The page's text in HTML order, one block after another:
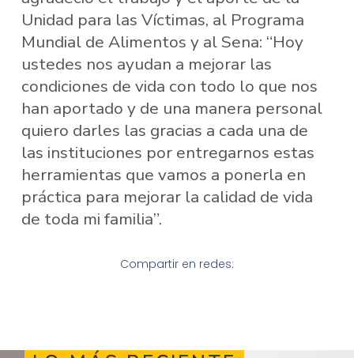
Unidad para las Víctimas, al Programa
Mundial de Alimentos y al Sena: “Hoy
ustedes nos ayudan a mejorar las
condiciones de vida con todo lo que nos
han aportado y de una manera personal
quiero darles las gracias a cada una de
las instituciones por entregarnos estas
herramientas que vamos a ponerla en
práctica para mejorar la calidad de vida
de toda mi familia”.
Compartir en redes: